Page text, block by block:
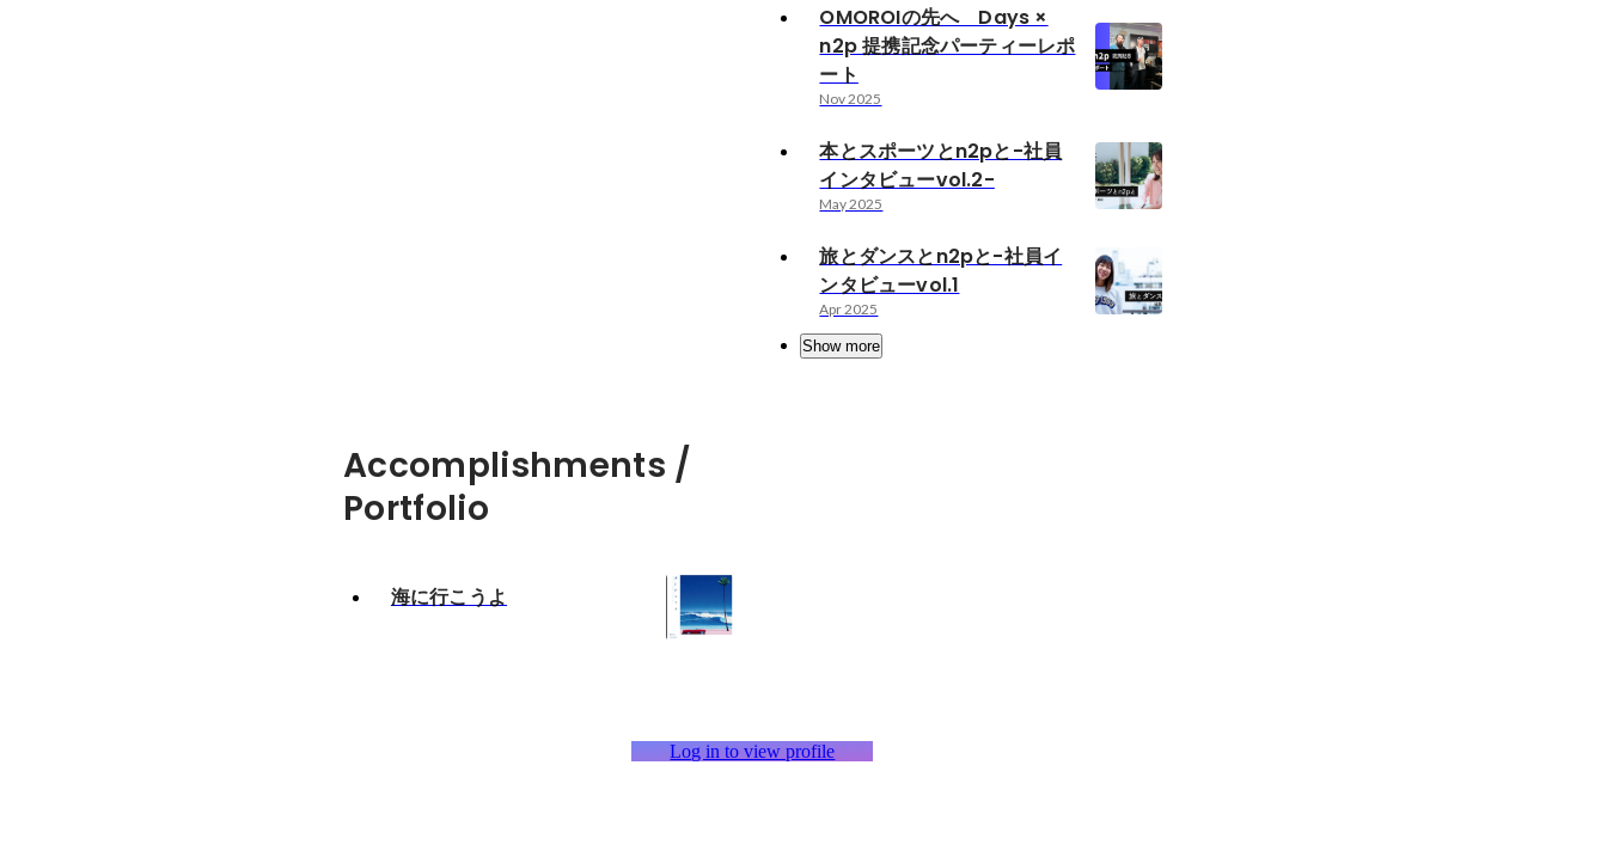
OMOROIの先へ Days ×
n2p 提携記念パーティーレポ
ート
Nov 2025
本とスポーツとn2pと-社員
インタビューvol.2-
May 2025
旅とダンスとn2pと-社員イ
ンタビューvol.1
Apr 2025
Show more
Accomplishments /
Portfolio
海に行こうよ
Log in to view profile